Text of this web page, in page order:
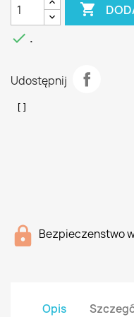

 .
Udostępnij
Bezpieczenstwo
Opis